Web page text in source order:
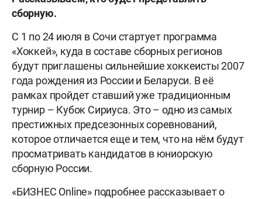
сборную.
С 1 по 24 июля в Сочи стартует программа
«Хоккей», куда в составе сборных регионов
будут приглашены сильнейшие хоккеисты 2007
года рождения из России и Беларуси. В её
рамках пройдет ставший уже традиционным
турнир – Кубок Сириуса. Это – одно из самых
престижных предсезонных соревнований,
которое отличается еще и тем, что на нём будут
просматривать кандидатов в юниорскую
сборную России.
«БИЗНЕС Online» подробнее рассказывает о